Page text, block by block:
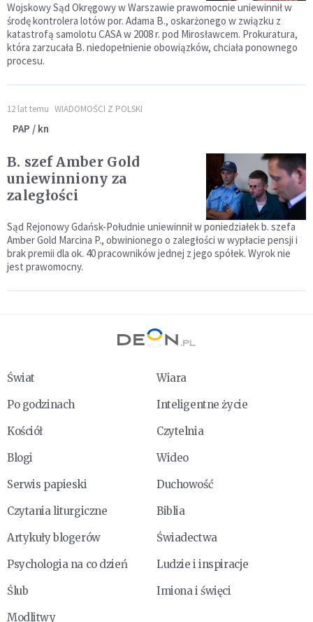
Wojskowy Sąd Okręgowy w Warszawie prawomocnie uniewinnił w
środę kontrolera lotów por. Adama B., oskarżonego w związku z
katastrofą samolotu CASA w 2008 r. pod Mirosławcem. Prokuratura,
która zarzucała B. niedopełnienie obowiązków, chciała ponownego
procesu.
12 lat temu WIADOMOŚCI Z POLSKI
PAP / kn
B. szef Amber Gold
uniewinniony za
zaległości
Sąd Rejonowy Gdańsk-Południe uniewinnił w poniedziałek b. szefa
Amber Gold Marcina P., obwinionego o zaległości w wypłacie pensji i
brak premii dla ok. 40 pracowników jednej z jego spółek. Wyrok nie
jest prawomocny.
Świat
Wiara
Po godzinach
Inteligentne życie
Kościół
Czytelnia
Blogi
Wideo
Serwis papieski
Duchowość
Czytania liturgiczne
Biblia
Artykuły blogerów
Świadectwa
Psychologia na co dzień
Ludzie i inspiracje
Ślub
Imiona i święci
Modlitwy